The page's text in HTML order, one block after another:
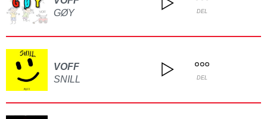
GØY
DEL
VOFF
SNILL
DEL